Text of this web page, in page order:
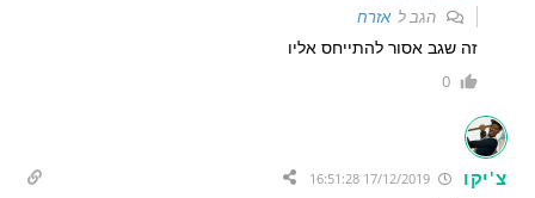
הגב לאזרח
זה שגב אסור להתייחס אליו
0
צ'יקו